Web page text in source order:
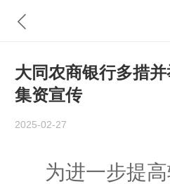
大同农商银行多措
集资宣传
2025-02-27
为进一步提